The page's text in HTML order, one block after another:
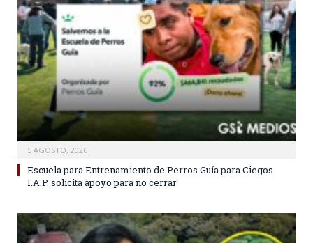
5 AGOSTO, 2026
Escuela para Entrenamiento de Perros Guía para Ciegos
I.A.P. solicita apoyo para no cerrar